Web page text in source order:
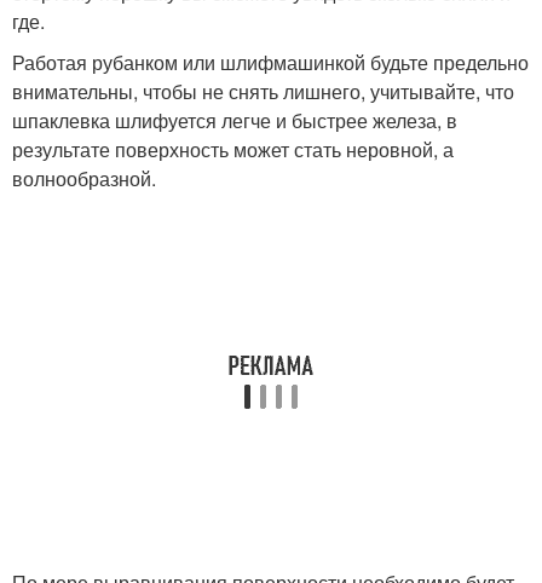
где.
Работая рубанком или шлифмашинкой будьте предельно
внимательны, чтобы не снять лишнего, учитывайте, что
шпаклевка шлифуется легче и быстрее железа, в
результате поверхность может стать неровной, а
волнообразной.